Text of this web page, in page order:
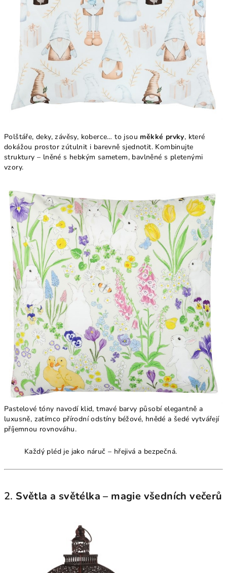
Polštáře, deky, závěsy, koberce… to jsou měkké prvky, které
dokážou prostor zútulnit i barevně sjednotit. Kombinujte
struktury – lněné s hebkým sametem, bavlněné s pletenými
vzory.
Pastelové tóny navodí klid, tmavé barvy působí elegantně a
luxusně, zatímco přírodní odstíny béžové, hnědé a šedé vytvářejí
příjemnou rovnováhu.
Každý pléd je jako náruč – hřejivá a bezpečná.
2. Světla a světélka – magie všedních večerů